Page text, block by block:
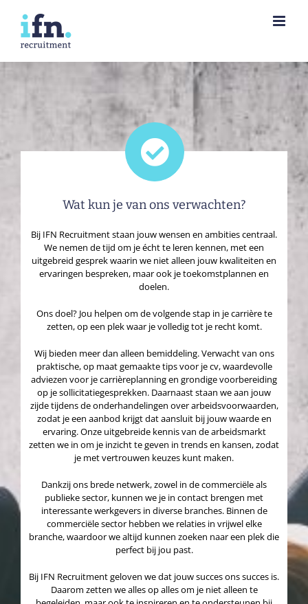
inhoud
Wat kun je van ons verwachten?
Bij IFN Recruitment staan jouw wensen en ambities centraal.
We nemen de tijd om je écht te leren kennen, met een
uitgebreid gesprek waarin we niet alleen jouw kwaliteiten en
ervaringen bespreken, maar ook je toekomstplannen en
doelen.
Ons doel? Jou helpen om de volgende stap in je carrière te
zetten, op een plek waar je volledig tot je recht komt.
Wij bieden meer dan alleen bemiddeling. Verwacht van ons
praktische, op maat gemaakte tips voor je cv, waardevolle
adviezen voor je carrièreplanning en grondige voorbereiding
op je sollicitatiegesprekken. Daarnaast staan we aan jouw
zijde tijdens de onderhandelingen over arbeidsvoorwaarden,
zodat je een aanbod krijgt dat aansluit bij jouw waarde en
ervaring. Onze uitgebreide kennis van de arbeidsmarkt
zetten we in om je inzicht te geven in trends en kansen, zodat
je met vertrouwen keuzes kunt maken.
Dankzij ons brede netwerk, zowel in de commerciële als
publieke sector, kunnen we je in contact brengen met
interessante werkgevers in diverse branches. Binnen de
commerciële sector hebben we relaties in vrijwel elke
branche, waardoor we altijd kunnen zoeken naar een plek die
perfect bij jou past.
Bij IFN Recruitment geloven we dat jouw succes ons succes is.
Daarom zetten we alles op alles om je niet alleen te